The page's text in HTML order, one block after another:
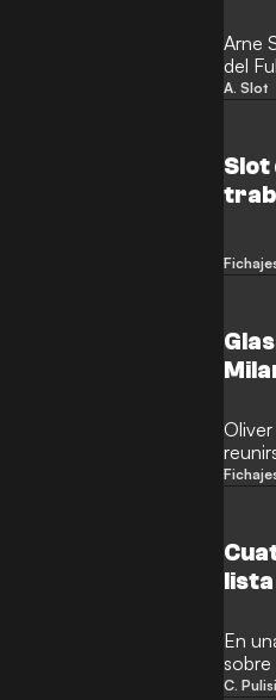
Arne
del
los
A. Slot
Slot
lista
En
otros
C.